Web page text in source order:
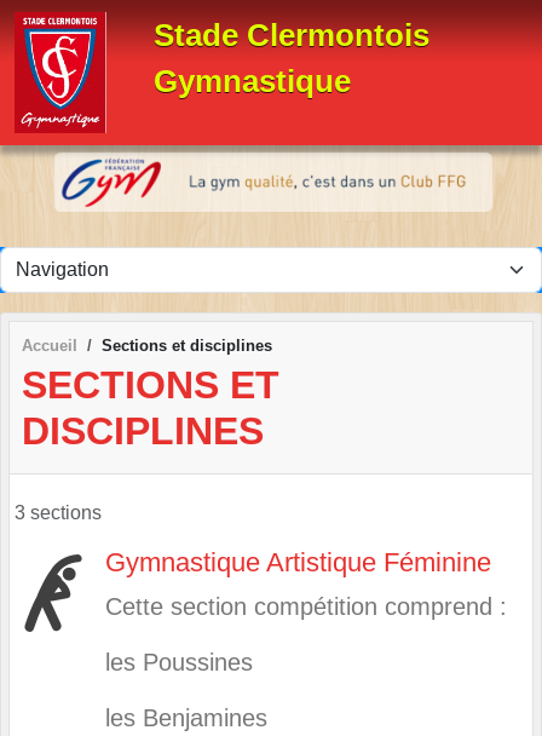
Stade Clermontois
Gymnastique
Accueil Sections et disciplines
SECTIONS ET
DISCIPLINES
3 sections
Gymnastique Artistique Féminine
Cette section compétition comprend :
les Poussines
les Benjamines
Panneau de gestion des cookies